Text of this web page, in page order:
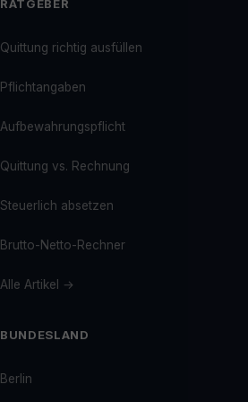
RATGEBER
Quittung richtig ausfüllen
Pflichtangaben
Aufbewahrungspflicht
Quittung vs. Rechnung
Steuerlich absetzen
Brutto-Netto-Rechner
Alle Artikel →
BUNDESLAND
Berlin